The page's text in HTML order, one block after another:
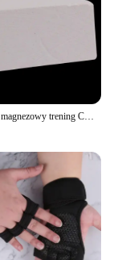
Podnoszenie magnezowy trening Crossfit proszek magnetyczny do ćwiczeń siłowych z cegły na siłownię do podnoszenia ciężarów